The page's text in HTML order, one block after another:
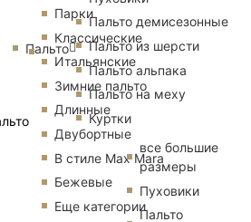
Парки
Классические
Итальянские
Зимние пальто
Длинные
Двубортные
В стиле Max Mara
Бежевые
Еще категории
Пальто
Пальто демисезонные
Пальто из шерсти
Пальто альпака
Пальто на меху
Куртки
все большие
размеры
Пуховики
Пальто